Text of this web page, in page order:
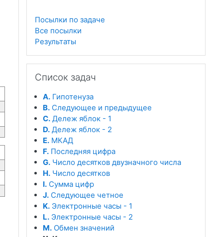
Посылки по задаче
Все посылки
Результаты
Список задач
A. Гипотенуза
B. Следующее и предыдущее
C. Дележ яблок - 1
D. Дележ яблок - 2
E. МКАД
F. Последняя цифра
G. Число десятков двузначного числа
H. Число десятков
I. Сумма цифр
J. Следующее четное
K. Электронные часы - 1
L. Электронные часы - 2
M. Обмен значений